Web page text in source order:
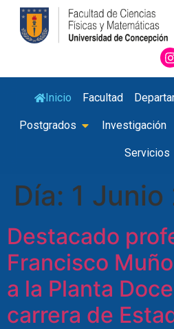
Inicio Facultad
Postgrados Investigación
Servicios
Día: 1
Destacado
Francisco
a la Planta
carrera de